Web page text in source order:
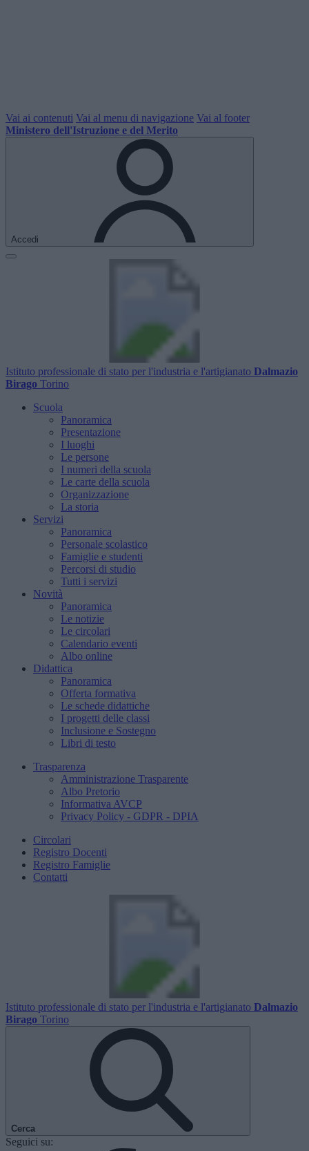
Vai ai contenuti Vai al menu di navigazione Vai al footer
Ministero dell'Istruzione e del Merito
Accedi
Istituto professionale di stato per l'industria e l'artigianato Dalmazio
Birago Torino
Scuola
Panoramica
Presentazione
I luoghi
Le persone
I numeri della scuola
Le carte della scuola
Organizzazione
La storia
Servizi
Panoramica
Personale scolastico
Famiglie e studenti
Percorsi di studio
Tutti i servizi
Novità
Panoramica
Le notizie
Le circolari
Calendario eventi
Albo online
Didattica
Panoramica
Offerta formativa
Le schede didattiche
I progetti delle classi
Inclusione e Sostegno
Libri di testo
Trasparenza
Amministrazione Trasparente
Albo Pretorio
Informativa AVCP
Privacy Policy - GDPR - DPIA
Circolari
Registro Docenti
Registro Famiglie
Contatti
Istituto professionale di stato per l'industria e l'artigianato Dalmazio
Birago Torino
Cerca
Seguici su: